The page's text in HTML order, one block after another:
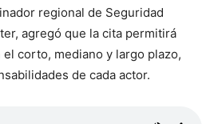
regional de Seguridad
agregó que la cita permitirá
corto, mediano y largo plazo,
de cada actor.